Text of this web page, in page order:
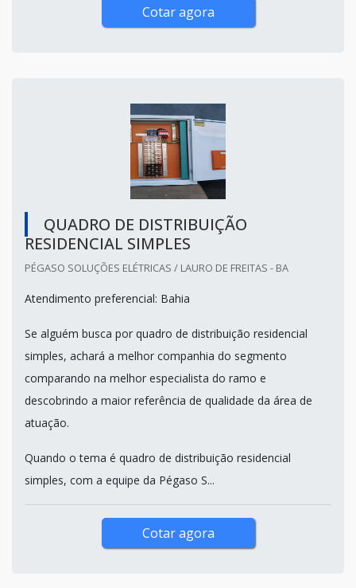
Cotar agora
QUADRO DE DISTRIBUIÇÃO
RESIDENCIAL SIMPLES
PÉGASO SOLUÇÕES ELÉTRICAS / LAURO DE FREITAS - BA
Atendimento preferencial: Bahia
Se alguém busca por quadro de distribuição residencial
simples, achará a melhor companhia do segmento
comparando na melhor especialista do ramo e
descobrindo a maior referência de qualidade da área de
atuação.
Quando o tema é quadro de distribuição residencial
simples, com a equipe da Pégaso S...
Cotar agora